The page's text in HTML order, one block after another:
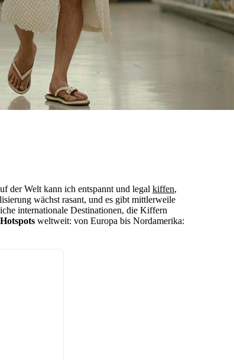
der Welt kann ich entspannt und legal kiffen,
wächst rasant, und es gibt mittlerweile
internationale Destinationen, die Kiffern
Hotspots weltweit: von Europa bis Nordamerika: